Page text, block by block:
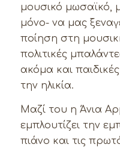
μουσικό μωσαϊκό,
μόνο- να μας
ποίηση στη
πολιτικές
ακόμα και
την ηλικία.
Μαζί του η Άνια
εμπλουτίζει την
πιάνο και τις